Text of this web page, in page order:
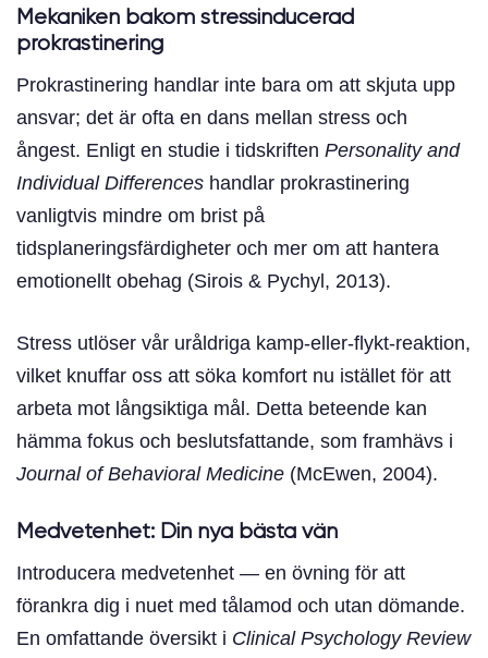
Mekaniken bakom stressinducerad
prokrastinering
Prokrastinering handlar inte bara om att skjuta upp
ansvar; det är ofta en dans mellan stress och
ångest. Enligt en studie i tidskriften Personality and
Individual Differences handlar prokrastinering
vanligtvis mindre om brist på
tidsplaneringsfärdigheter och mer om att hantera
emotionellt obehag (Sirois & Pychyl, 2013).
Stress utlöser vår uråldriga kamp-eller-flykt-reaktion,
vilket knuffar oss att söka komfort nu istället för att
arbeta mot långsiktiga mål. Detta beteende kan
hämma fokus och beslutsfattande, som framhävs i
Journal of Behavioral Medicine (McEwen, 2004).
Medvetenhet: Din nya bästa vän
Introducera medvetenhet — en övning för att
förankra dig i nuet med tålamod och utan dömande.
En omfattande översikt i Clinical Psychology Review